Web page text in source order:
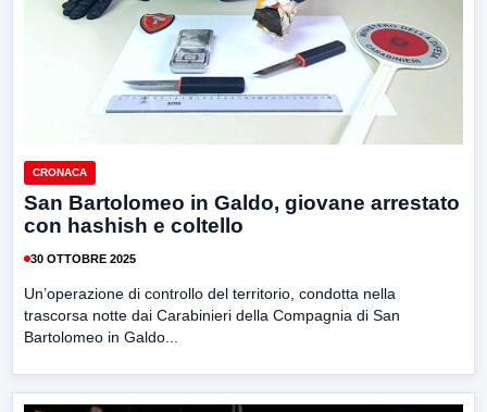
CRONACA
San Bartolomeo in Galdo, giovane arrestato
con hashish e coltello
30 OTTOBRE 2025
Un’operazione di controllo del territorio, condotta nella
trascorsa notte dai Carabinieri della Compagnia di San
Bartolomeo in Galdo...